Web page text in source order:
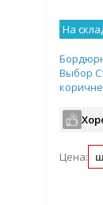
На
Выбор
Цена: